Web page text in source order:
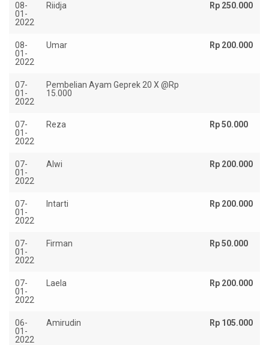
08-
01-
2022
Riidja Rp 250.000
08-
01-
2022
Umar Rp 200.000
07-
01-
2022
Pembelian Ayam Geprek 20 X @Rp
15.000
07-
01-
2022
Reza Rp 50.000
07-
01-
2022
Alwi Rp 200.000
07-
01-
2022
Intarti Rp 200.000
07-
01-
2022
Firman Rp 50.000
07-
01-
2022
Laela Rp 200.000
06-
01-
2022
Amirudin Rp 105.000